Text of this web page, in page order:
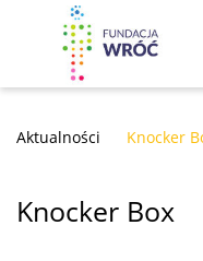
Aktualności Knocker
Knocker Box